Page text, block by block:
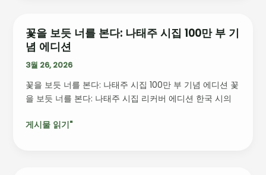
서
의
성
장
비
결
꽃을 보듯 너를 본다: 나태주 시집 100만 부 기
념 에디션
3월 26, 2026
꽃을 보듯 너를 본다: 나태주 시집 100만 부 기념 에디션 꽃
을 보듯 너를 본다: 나태주 시집 리커버 에디션 한국 시의
꽃
을
보
듯
너
를
다:
게시물 읽기"